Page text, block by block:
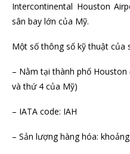
Intercontinental Houston
sân bay lớn của Mỹ.
Một số thông số kỹ thuật của
– Nằm tại thành phố
và thứ 4 của Mỹ)
– IATA code: IAH
– Sản lượng hàng hóa: